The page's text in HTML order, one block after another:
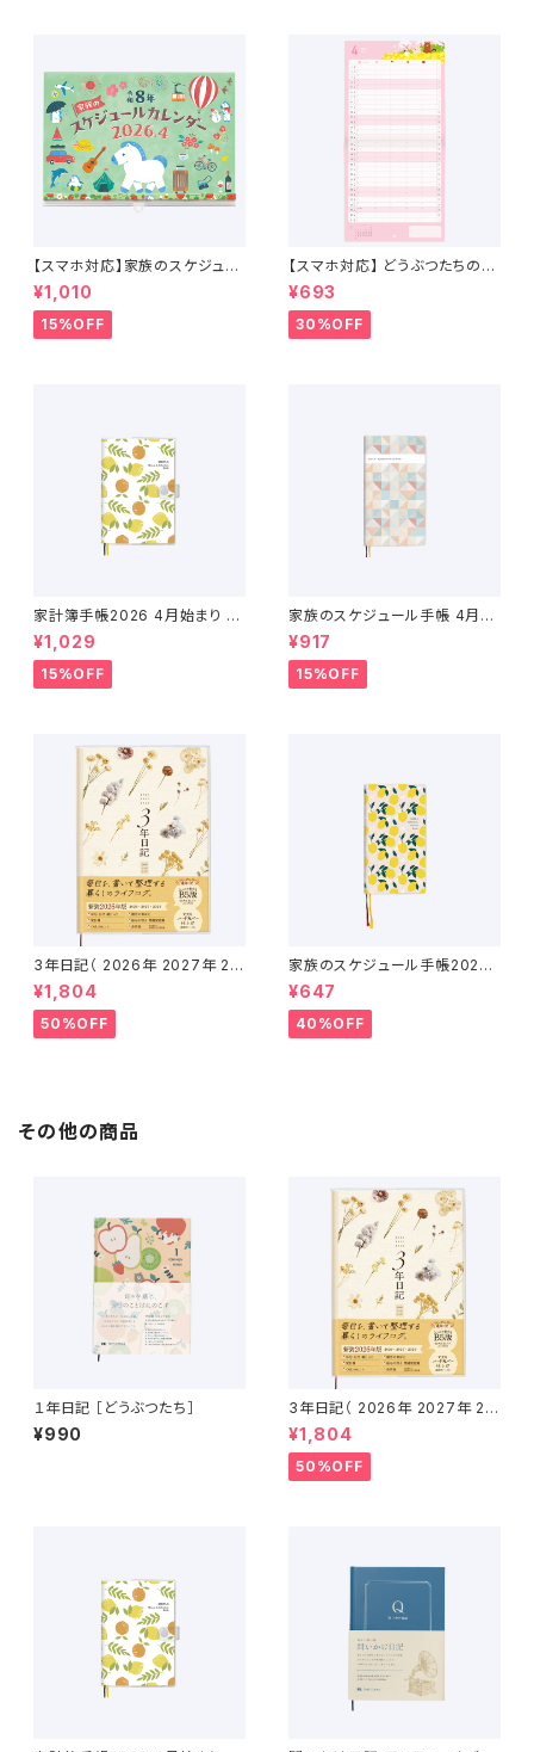
【スマホ対応】家族のスケジュー
ルカレンダー 4月始まり （2026
年4月〜2027年4月）
¥1,010
15%OFF
【スマホ対応】 どうぶつたちのス
ケジュールカレンダー 2026年
4月始まり
¥693
30%OFF
家計簿手帳2026 4月始まり （2
026年3月〜2027年4月）
¥1,029
15%OFF
家族のスケジュール手帳 4月始
まり（2026年3月〜2027年4
月）
¥917
15%OFF
3年日記（ 2026年 2027年 20
28年 ）
¥1,804
50%OFF
家族のスケジュール手帳2026
（2025年12月〜2027年1月）
¥647
40%OFF
その他の商品
１年日記 ［どうぶつたち］
¥990
3年日記（ 2026年 2027年 20
28年 ）
¥1,804
50%OFF